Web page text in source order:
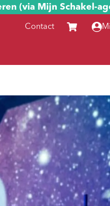
(via Mijn Schakel-
Contact